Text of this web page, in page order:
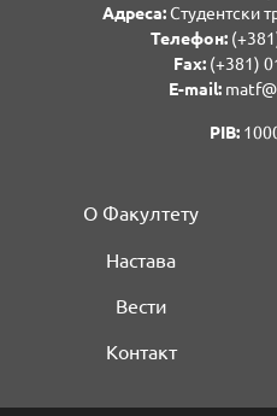
Адреса:Студентски
Телефон:
Fаx:(+381)
E-mail:
PIB:
О Факултету
Настава
Вести
Контакт